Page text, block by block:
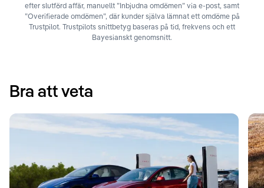
efter slutförd affär, manuellt ”Inbjudna omdömen” via e-post, samt
”Overifierade omdömen”, där kunder själva lämnat ett omdöme på
Trustpilot. Trustpilots snittbetyg baseras på tid, frekvens och ett
Bayesianskt genomsnitt.
Bra att veta